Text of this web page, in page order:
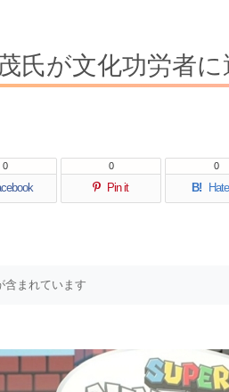
氏が文化功労者に
0
Pin it
0
B!
0
含まれています